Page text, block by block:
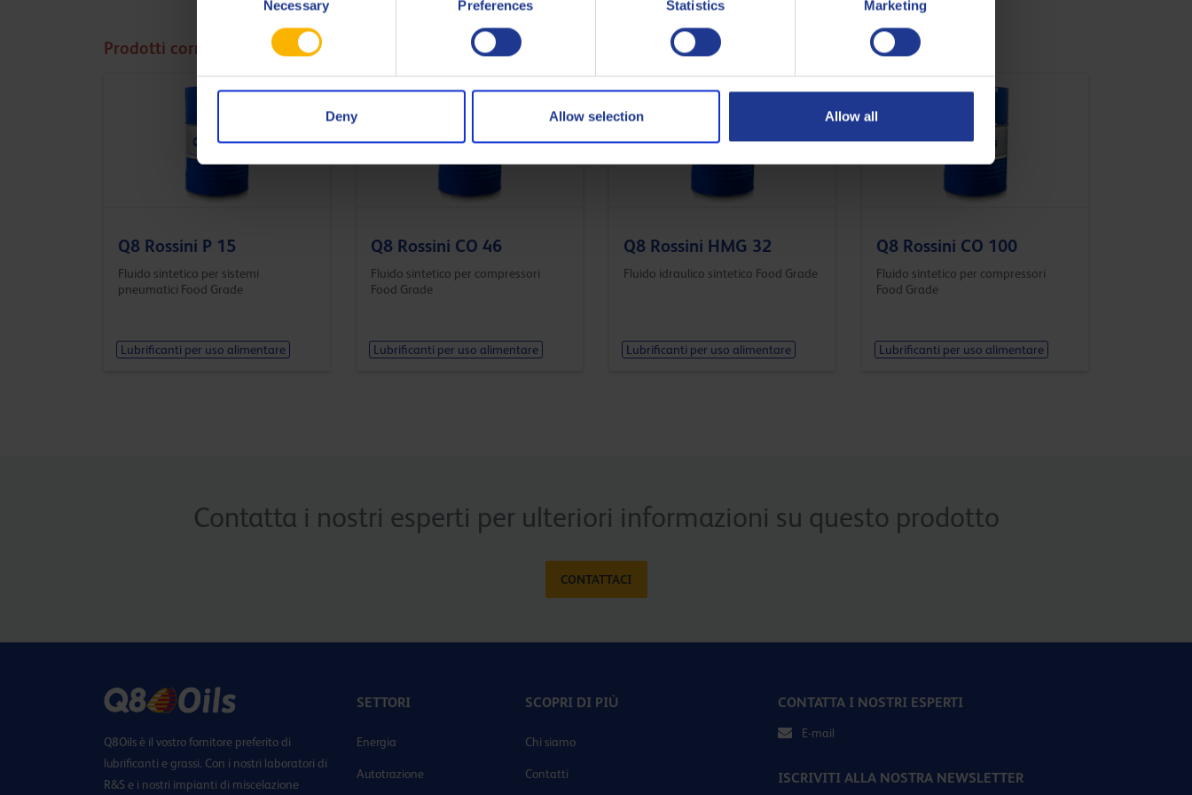
Necessary Preferences Statistics Marketing
Deny Allow selection Allow all
Prodotti correlati
Q8 Rossini P 15
Fluido sintetico per sistemi
pneumatici Food Grade
Lubrificanti per uso alimentare
Q8 Rossini CO 46
Fluido sintetico per compressori
Food Grade
Lubrificanti per uso alimentare
Q8 Rossini HMG 32
Fluido idraulico sintetico Food Grade
Lubrificanti per uso alimentare
Q8 Rossini CO 100
Fluido sintetico per compressori
Food Grade
Lubrificanti per uso alimentare
Contatta i nostri esperti per ulteriori informazioni su questo prodotto
CONTATTACI
Q8Oils è il vostro fornitore preferito di
lubrificanti e grassi. Con i nostri laboratori di
R&S e i nostri impianti di miscelazione
SETTORI
Energia
Autotrazione
SCOPRI DI PIÙ
Chi siamo
Contatti
CONTATTA I NOSTRI ESPERTI
E-mail
ISCRIVITI ALLA NOSTRA NEWSLETTER